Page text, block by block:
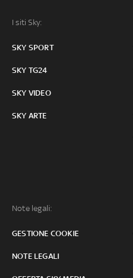
I siti Sky:
SKY SPORT
SKY TG24
SKY VIDEO
SKY ARTE
Note legali:
GESTIONE COOKIE
NOTE LEGALI